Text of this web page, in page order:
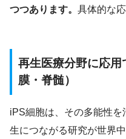
つつあります。 具体的な
再生医療分野に応用
膜・脊髄）
iPS細胞は、その多能性
生につながる研究が世界